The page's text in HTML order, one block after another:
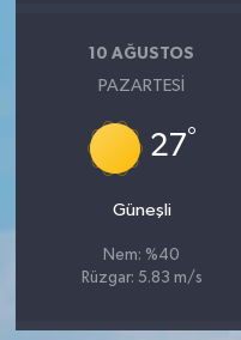
10 AĞUSTOS
PAZARTESI
27°
Güneşli
Nem: %40
Rüzgar: 5.83 m/s